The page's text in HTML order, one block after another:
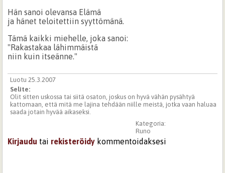
Hän sanoi olevansa Elämä
ja hänet teloitettiin syyttömänä.
Tämä kaikki miehelle, joka sanoi:
"Rakastakaa lähimmäistä
niin kuin itseänne."
Luotu 25.3.2007
Selite:
Olit sitten uskossa tai siitä osaton, joskus on hyvä vähän pysähtyä
kattomaan, että mitä me lajina tehdään niille meistä, jotka vaan haluaa
saada jotain hyvää aikaseksi.
Kategoria:
Runo
Kirjaudu tai rekisteröidy kommentoidaksesi